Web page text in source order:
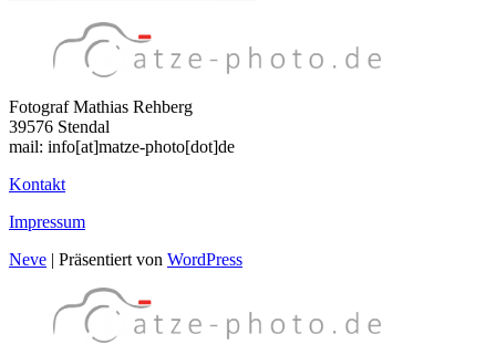
Fotograf Mathias Rehberg
39576 Stendal
mail: info[at]matze-photo[dot]de
Kontakt
Impressum
Neve | Präsentiert von WordPress